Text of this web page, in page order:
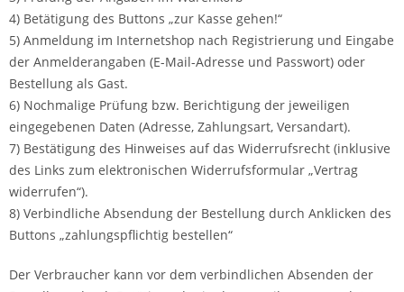
4) Betätigung des Buttons „zur Kasse gehen!“
5) Anmeldung im Internetshop nach Registrierung und Eingabe
der Anmelderangaben (E-Mail-Adresse und Passwort) oder
Bestellung als Gast.
6) Nochmalige Prüfung bzw. Berichtigung der jeweiligen
eingegebenen Daten (Adresse, Zahlungsart, Versandart).
7) Bestätigung des Hinweises auf das Widerrufsrecht (inklusive
des Links zum elektronischen Widerrufsformular „Vertrag
widerrufen“).
8) Verbindliche Absendung der Bestellung durch Anklicken des
Buttons „zahlungspflichtig bestellen“
Der Verbraucher kann vor dem verbindlichen Absenden der